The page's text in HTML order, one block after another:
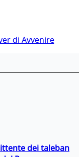
di Avvenire
dei taleban